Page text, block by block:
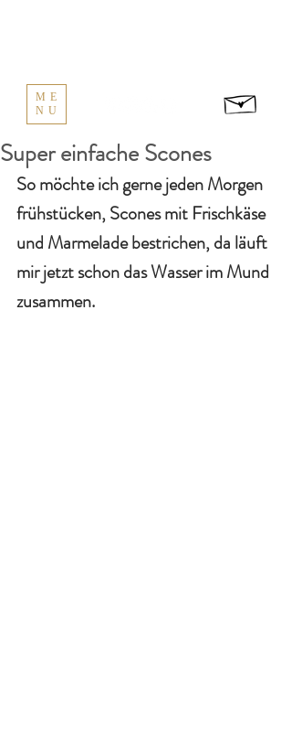
ME
NU
Super einfache Scones
So möchte ich gerne jeden Morgen
frühstücken, Scones mit Frischkäse
und Marmelade bestrichen, da läuft
mir jetzt schon das Wasser im Mund
zusammen.